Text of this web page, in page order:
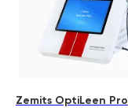
Zemits OptiLeen Pro